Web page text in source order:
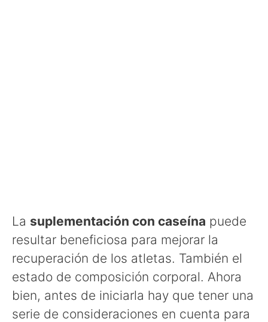
La suplementación con caseína puede
resultar beneficiosa para mejorar la
recuperación de los atletas. También el
estado de composición corporal. Ahora
bien, antes de iniciarla hay que tener una
serie de consideraciones en cuenta para